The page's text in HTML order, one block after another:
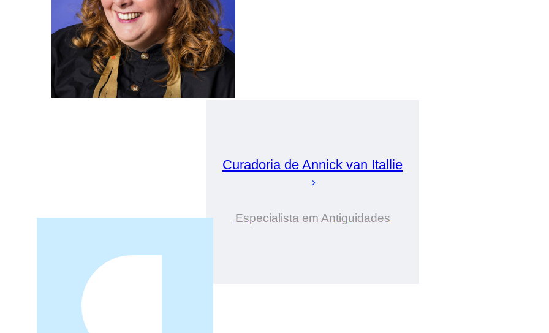
Curadoria de Annick van Itallie
Especialista em Antiguidades